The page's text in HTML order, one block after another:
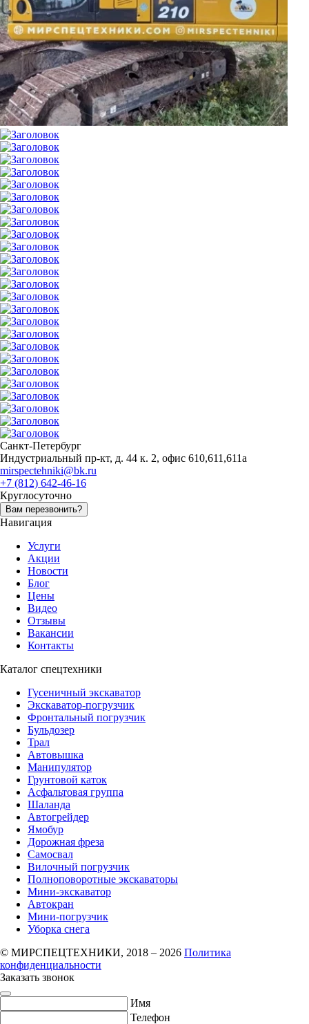
Санкт-Петербург
Индустриальный пр-кт, д. 44 к. 2, офис 610,611,611а
mirspectehniki@bk.ru
+7 (812) 642-46-16
Круглосуточно
Вам перезвонить?
Навигация
Услуги
Акции
Новости
Блог
Цены
Видео
Отзывы
Вакансии
Контакты
Каталог спецтехники
Гусеничный экскаватор
Экскаватор-погрузчик
Фронтальный погрузчик
Бульдозер
Трал
Автовышка
Манипулятор
Грунтовой каток
Асфальтовая группа
Шаланда
Автогрейдер
Ямобур
Дорожная фреза
Самосвал
Вилочный погрузчик
Полноповоротные экскаваторы
Мини-экскаватор
Автокран
Мини-погрузчик
Уборка снега
© МИРСПЕЦТЕХНИКИ, 2018 – 2026 Политика
конфиденциальности
Заказать звонок
Имя
Телефон